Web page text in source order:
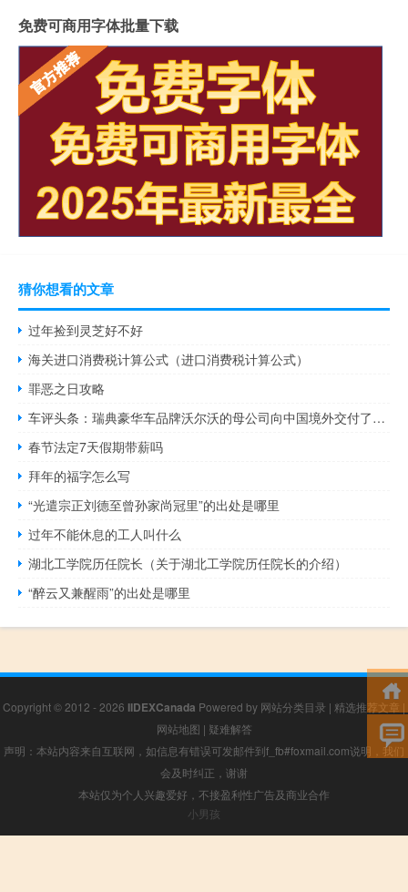
免费可商用字体批量下载
猜你想看的文章
过年捡到灵芝好不好
海关进口消费税计算公式（进口消费税计算公式）
罪恶之日攻略
车评头条：瑞典豪华车品牌沃尔沃的母公司向中国境外交付了超过81,000辆汽车
春节法定7天假期带薪吗
拜年的福字怎么写
“光遣宗正刘德至曾孙家尚冠里”的出处是哪里
过年不能休息的工人叫什么
湖北工学院历任院长（关于湖北工学院历任院长的介绍）
“醉云又兼醒雨”的出处是哪里
Copyright © 2012 - 2026 IIDEXCanada Powered by 网站分类目录 | 精选推荐文章 |
网站地图 | 疑难解答
声明：本站内容来自互联网，如信息有错误可发邮件到f_fb#foxmail.com说明，我们
会及时纠正，谢谢
本站仅为个人兴趣爱好，不接盈利性广告及商业合作
小男孩